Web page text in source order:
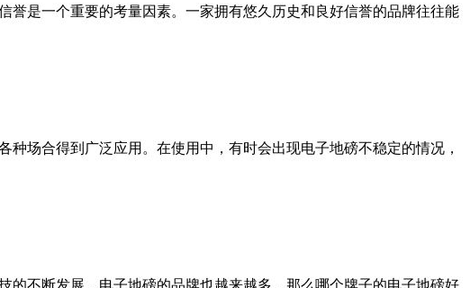
誉是一个重要的考量因素。一家拥有悠久历史和良好信誉的品牌往往能
场合得到广泛应用。在使用中，有时会出现电子地磅不稳定的情况，